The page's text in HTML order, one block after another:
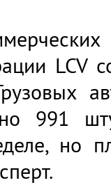
LCV
991
но